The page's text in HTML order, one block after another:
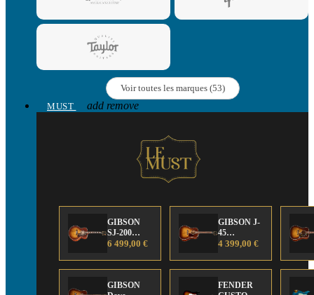
Voir toutes les marques (53)
MUST
add remove
GIBSON
SJ-200
Anniversary
Edition
6 499,00 €
GIBSON J-
45
Anniversary
Edition
4 399,00 €
GIBSON
FENDER